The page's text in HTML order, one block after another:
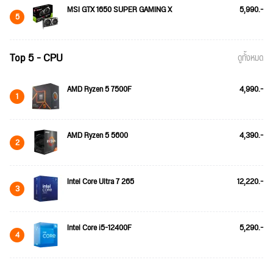
5 MSI GTX 1650 SUPER GAMING X 5,990.-
Top 5 - CPU ดูทั้งหมด
1 AMD Ryzen 5 7500F 4,990.-
2 AMD Ryzen 5 5600 4,390.-
3 Intel Core Ultra 7 265 12,220.-
4 Intel Core i5-12400F 5,290.-